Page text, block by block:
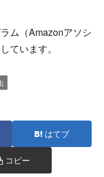
ム（Amazonアソシ
ています。
はてブ
コピー